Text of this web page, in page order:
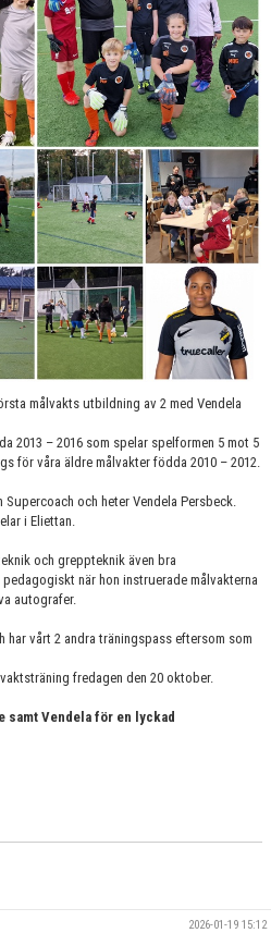
målvakts utbildning av 2 med Vendela
2013 – 2016 som spelar spelformen 5 mot 5
för våra äldre målvakter födda 2010 – 2012.
och heter Vendela Persbeck.
i Eliettan.
och greppteknik även bra
när hon instruerade målvakterna
autografer.
har vårt 2 andra träningspass eftersom som
fredagen den 20 oktober.
samt Vendela för en lyckad
2026-01-19 15:12